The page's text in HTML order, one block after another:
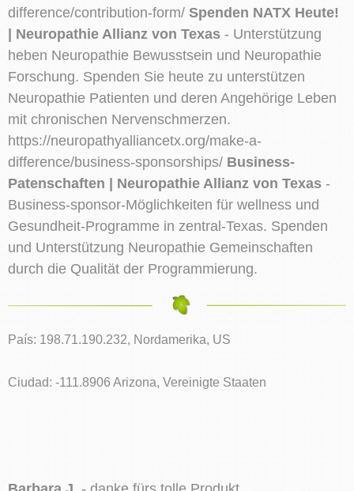
difference/contribution-form/ Spenden NATX Heute!
| Neuropathie Allianz von Texas - Unterstützung
heben Neuropathie Bewusstsein und Neuropathie
Forschung. Spenden Sie heute zu unterstützen
Neuropathie Patienten und deren Angehörige Leben
mit chronischen Nervenschmerzen.
https://neuropathyalliancetx.org/make-a-
difference/business-sponsorships/ Business-
Patenschaften | Neuropathie Allianz von Texas -
Business-sponsor-Möglichkeiten für wellness und
Gesundheit-Programme in zentral-Texas. Spenden
und Unterstützung Neuropathie Gemeinschaften
durch die Qualität der Programmierung.
País: 198.71.190.232, Nordamerika, US
Ciudad: -111.8906 Arizona, Vereinigte Staaten